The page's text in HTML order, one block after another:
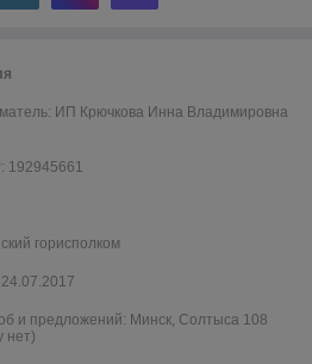
ИП Крючкова Инна Владимировна
192945661
горисполком
и предложений: Минск, Солтыса 108
нет)